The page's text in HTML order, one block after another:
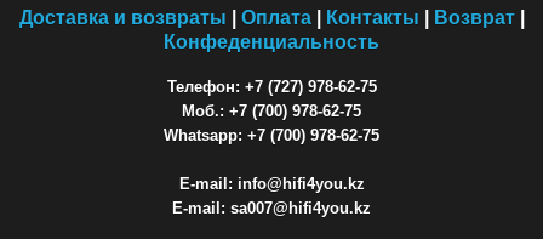
Доставка и возвраты Оплата| Контакты Возврат|
Конфеденциальность
Телефон: +7 (727) 978-62-75
Моб.: +7 (700) 978-62-75
Whatsapp: +7 (700) 978-62-75
E-mail: info@hifi4you.kz
E-mail: sa007@hifi4you.kz